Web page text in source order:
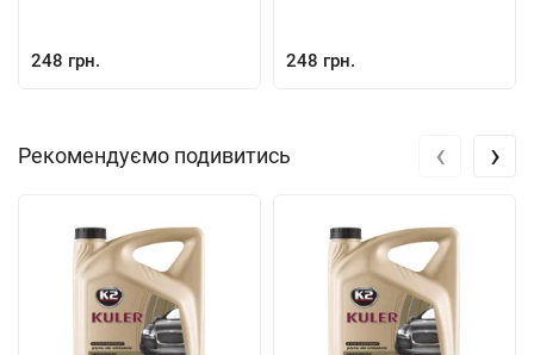
248 грн. 248 грн.
Рекомендуємо подивитись ‹ ›